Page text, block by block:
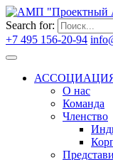
Search for:
+7 495 156-20-94
О нас
Команда
Членство